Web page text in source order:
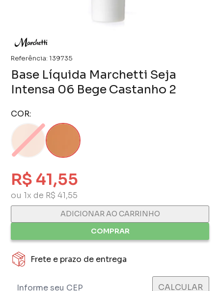
Referência: 139735
Base Líquida Marchetti Seja
Intensa 06 Bege Castanho 2
COR:
R$ 41,55
ou 1x de R$ 41,55
ADICIONAR AO CARRINHO
COMPRAR
Frete e prazo de entrega